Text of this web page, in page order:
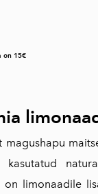
on 15€
magushapu
kasutatud
on limonaadile